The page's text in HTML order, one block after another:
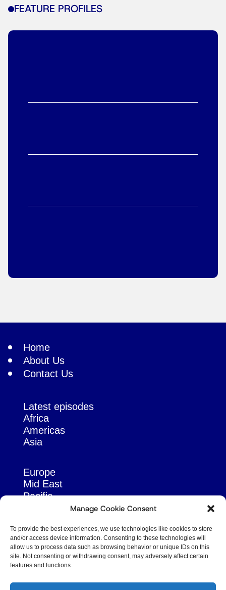
Manage Cookie Consent
To provide the best experiences, we use technologies like cookies to store
and/or access device information. Consenting to these technologies will
allow us to process data such as browsing behavior or unique IDs on this
site. Not consenting or withdrawing consent, may adversely affect certain
features and functions.
FEATURE PROFILES
Home
About Us
Contact Us
Latest episodes
Africa
Americas
Asia
Europe
Mid East
Pacific
Russia & Eurasia
© Copyright Robert Amsterdam 2026. All Rights
Reserved.